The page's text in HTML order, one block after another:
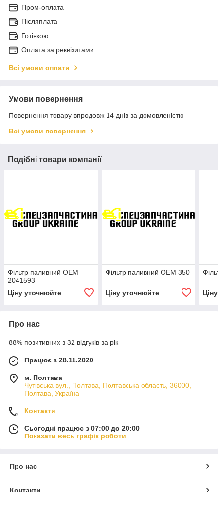
Пром-оплата
Післяплата
Готівкою
Оплата за реквізитами
Всі умови оплати
Умови повернення
Повернення товару впродовж 14 днів за домовленістю
Всі умови повернення
Подібні товари компанії
Фільтр паливний OEM
2041593
Ціну уточнюйте
Фільтр паливний OEM 350
Ціну уточнюйте
Про нас
88% позитивних з 32 відгуків за рік
Працює з 28.11.2020
м. Полтава
Чутівська вул., Полтава, Полтавська область, 36000,
Полтава, Україна
Контакти
Сьогодні працює з 07:00 до 20:00
Показати весь графік роботи
Про нас
Контакти